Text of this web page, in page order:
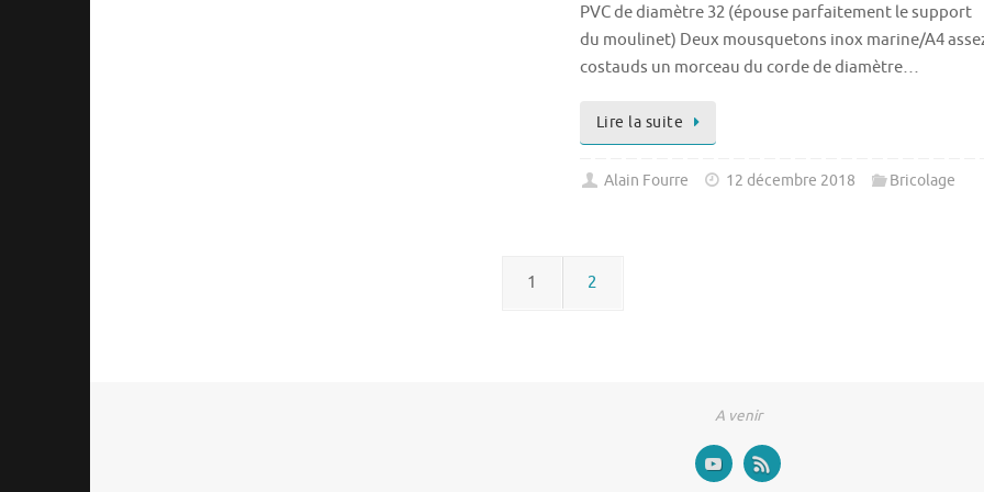
PVC de diamètre 32 (épouse parfaitement le support
du moulinet) Deux mousquetons inox marine/A4
costauds un morceau du corde de diamètre…
Lire la suite
Alain Fourre 12 décembre 2018 Bricolage
1 2
A venir